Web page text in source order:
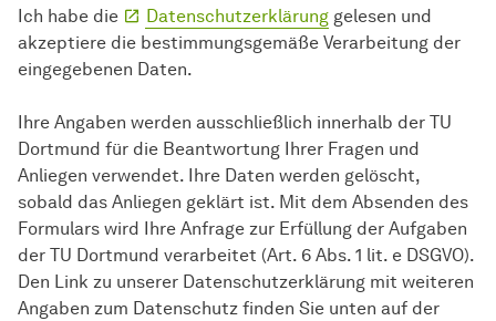
Ich habe die Datenschutzerklärung gelesen und
akzeptiere die bestimmungsgemäße Verarbeitung der
eingegebenen Daten.
Ihre Angaben werden ausschließlich innerhalb der TU
Dortmund für die Beantwortung Ihrer Fragen und
Anliegen verwendet. Ihre Daten werden gelöscht,
sobald das Anliegen geklärt ist. Mit dem Absenden des
Formulars wird Ihre Anfrage zur Erfüllung der Aufgaben
der TU Dortmund verarbeitet (Art. 6 Abs. 1 lit. e DSGVO).
Den Link zu unserer Datenschutzerklärung mit weiteren
Angaben zum Datenschutz finden Sie unten auf der